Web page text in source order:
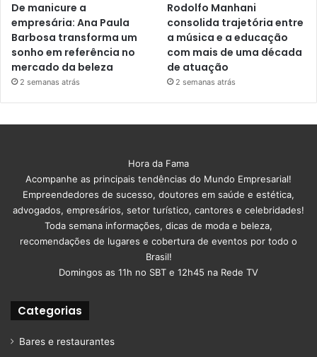
De manicure a
empresária: Ana Paula
Barbosa transforma um
sonho em referência no
mercado da beleza
2 semanas atrás
Rodolfo Manhani
consolida trajetória entre
a música e a educação
com mais de uma década
de atuação
2 semanas atrás
Hora da Fama
Acompanhe as principais tendências do Mundo Empresarial!
Empreendedores de sucesso, doutores em saúde e estética,
advogados, empresários, setor turístico, cantores e celebridades!
Toda semana informações, dicas de moda e beleza,
recomendações de lugares e cobertura de eventos por todo o
Brasil!
Domingos as 11h no SBT e 12h45 na Rede TV
Categorias
Bares e restaurantes